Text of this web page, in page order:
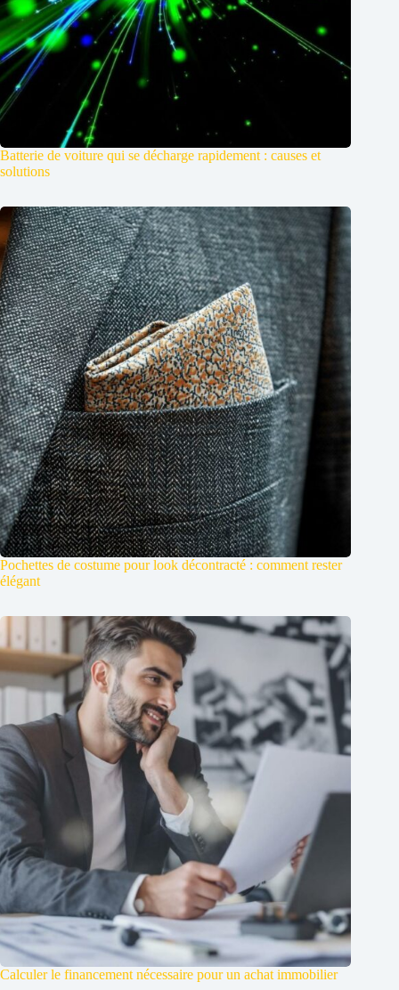
Batterie de voiture qui se décharge rapidement : causes et
solutions
Pochettes de costume pour look décontracté : comment rester
élégant
Calculer le financement nécessaire pour un achat immobilier